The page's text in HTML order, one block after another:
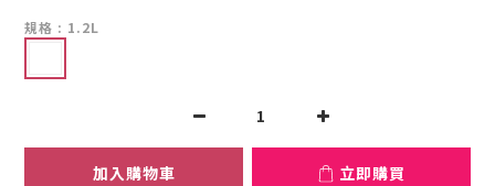
規格 : 1.2L
加入購物車 立即購買